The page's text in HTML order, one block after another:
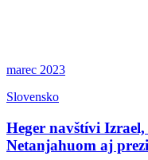
marec 2023
Slovensko
Heger navštívi Izrael,
Netanjahuom aj